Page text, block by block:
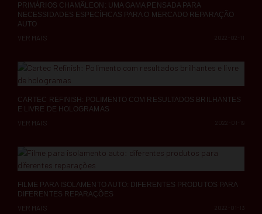
PRIMÁRIOS CHAMÄLEON: UMA GAMA PENSADA PARA
NECESSIDADES ESPECÍFICAS PARA O MERCADO REPARAÇÃO
AUTO
VER MAIS
CARTEC REFINISH: POLIMENTO COM RESULTADOS BRILHANTES
E LIVRE DE HOLOGRAMAS
VER MAIS
FILME PARA ISOLAMENTO AUTO: DIFERENTES PRODUTOS PARA
DIFERENTES REPARAÇÕES
VER MAIS